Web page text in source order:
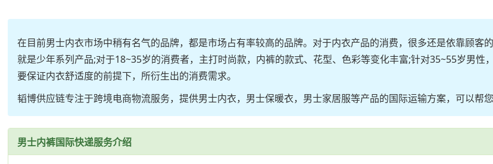
在目前男士内衣市场中稍有名气的品牌，都是市场占有率较高的品牌。对于内衣产品的消费，很多还是依靠顾
就是少年系列产品;对于18~35岁的消费者，主打时尚款，内裤的款式、花型、色彩等变化丰富;针对35~55岁男
要保证内衣舒适度的前提下，所衍生出的消费需求。
韬博供应链专注于跨境电商物流服务，提供男士内衣，男士保暖衣，男士家居服等产品的国际运输方案，可以帮
男士内裤国际快递服务介绍